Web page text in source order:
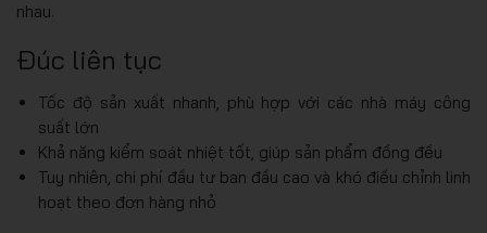
nhau.
Đúc liên tục
Tốc độ sản xuất nhanh, phù hợp với các nhà máy công
suất lớn
Khả năng kiểm soát nhiệt tốt, giúp sản phẩm đồng đều
Tuy nhiên, chi phí đầu tư ban đầu cao và khó điều chỉnh linh
hoạt theo đơn hàng nhỏ